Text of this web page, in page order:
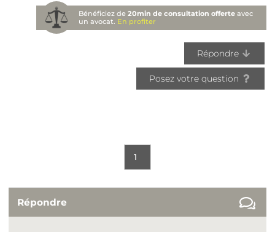
Bénéficiez de20min de consultation offerte avec
un avocat. En profiter
Répondre
Posez votre question
1
Répondre